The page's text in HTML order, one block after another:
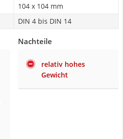
104 x 104 mm
DIN 4 bis DIN 14
Nachteile
relativ hohes
Gewicht